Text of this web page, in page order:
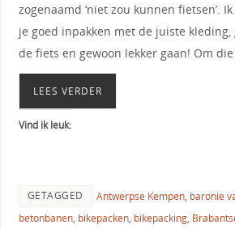
zogenaamd ‘niet zou kunnen fietsen’.
je goed inpakken met de juiste
de fiets en gewoon lekker gaan! Om die
LEES VERDER
Vind ik leuk:
GETAGGED Antwerpse Kempen, baronie
betonbanen, bikepacken, bikepacking,